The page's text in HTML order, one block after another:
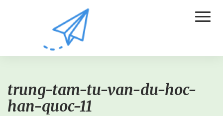
trung-tam-tu-van-du-hoc-
han-quoc-11